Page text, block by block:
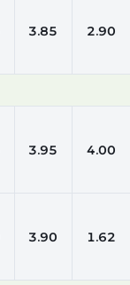
3.85 2.90
3.95 4.00
3.90 1.62